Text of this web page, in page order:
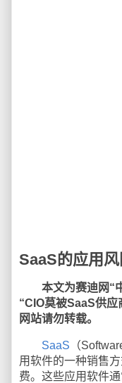
SaaS的应用
本文为赛迪网“
“CIO莫被SaaS供
网站请勿转载。
SaaS （
用软件的一种销售
费。这些应用软件